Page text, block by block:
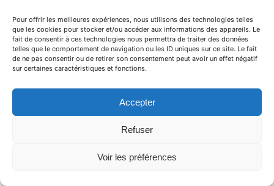
Pour offrir les meilleures expériences, nous utilisons des technologies telles
que les cookies pour stocker et/ou accéder aux informations des appareils. Le
fait de consentir à ces technologies nous permettra de traiter des données
telles que le comportement de navigation ou les ID uniques sur ce site. Le fait
de ne pas consentir ou de retirer son consentement peut avoir un effet négatif
sur certaines caractéristiques et fonctions.
Accepter
Refuser
Voir les préférences